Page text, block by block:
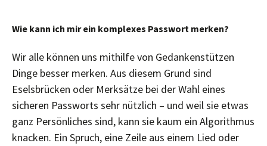
Wie kann ich mir ein komplexes Passwort merken?
Wir alle können uns mithilfe von Gedankenstützen
Dinge besser merken. Aus diesem Grund sind
Eselsbrücken oder Merksätze bei der Wahl eines
sicheren Passworts sehr nützlich – und weil sie etwas
ganz Persönliches sind, kann sie kaum ein Algorithmus
knacken. Ein Spruch, eine Zeile aus einem Lied oder